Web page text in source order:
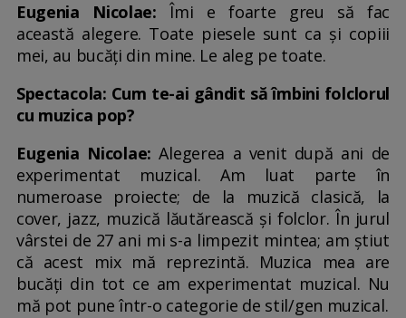
Eugenia Nicolae: Îmi e foarte greu să fac
această alegere. Toate piesele sunt ca și copiii
mei, au bucăți din mine. Le aleg pe toate.
Spectacola: Cum te-ai gândit să îmbini folclorul
cu muzica pop?
Eugenia Nicolae: Alegerea a venit după ani de
experimentat muzical. Am luat parte în
numeroase proiecte; de la muzică clasică, la
cover, jazz, muzică lăutărească și folclor. În jurul
vârstei de 27 ani mi s-a limpezit mintea; am știut
că acest mix mă reprezintă. Muzica mea are
bucăți din tot ce am experimentat muzical. Nu
mă pot pune într-o categorie de stil/gen muzical.